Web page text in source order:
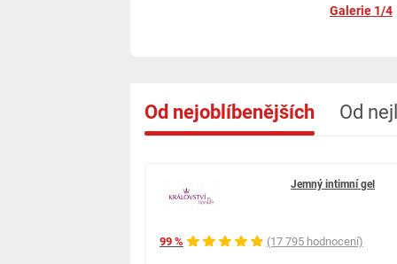
Galerie 1/4
Od nejoblíbenějších Od
99 % (17 795 hodnocení)
Jemný intimní gel